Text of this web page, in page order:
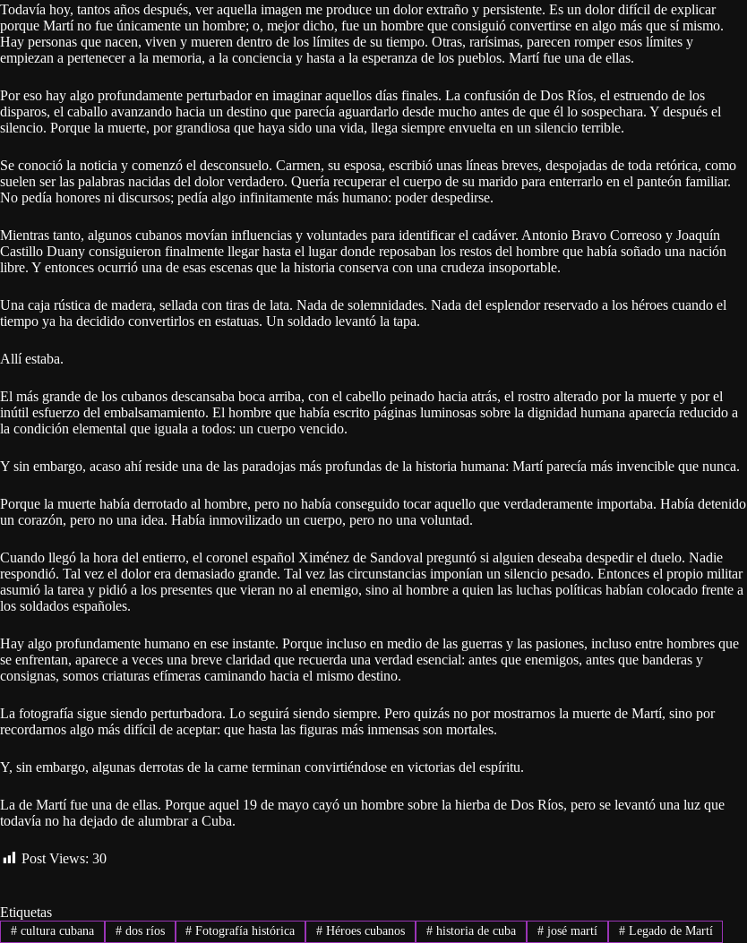
Todavía hoy, tantos años después, ver aquella imagen me produce un dolor extraño y persistente. Es un dolor difícil de explicar
porque Martí no fue únicamente un hombre; o, mejor dicho, fue un hombre que consiguió convertirse en algo más que sí mismo.
Hay personas que nacen, viven y mueren dentro de los límites de su tiempo. Otras, rarísimas, parecen romper esos límites y
empiezan a pertenecer a la memoria, a la conciencia y hasta a la esperanza de los pueblos. Martí fue una de ellas.
Por eso hay algo profundamente perturbador en imaginar aquellos días finales. La confusión de Dos Ríos, el estruendo de los
disparos, el caballo avanzando hacia un destino que parecía aguardarlo desde mucho antes de que él lo sospechara. Y después el
silencio. Porque la muerte, por grandiosa que haya sido una vida, llega siempre envuelta en un silencio terrible.
Se conoció la noticia y comenzó el desconsuelo. Carmen, su esposa, escribió unas líneas breves, despojadas de toda retórica, como
suelen ser las palabras nacidas del dolor verdadero. Quería recuperar el cuerpo de su marido para enterrarlo en el panteón familiar.
No pedía honores ni discursos; pedía algo infinitamente más humano: poder despedirse.
Mientras tanto, algunos cubanos movían influencias y voluntades para identificar el cadáver. Antonio Bravo Correoso y Joaquín
Castillo Duany consiguieron finalmente llegar hasta el lugar donde reposaban los restos del hombre que había soñado una nación
libre. Y entonces ocurrió una de esas escenas que la historia conserva con una crudeza insoportable.
Una caja rústica de madera, sellada con tiras de lata. Nada de solemnidades. Nada del esplendor reservado a los héroes cuando el
tiempo ya ha decidido convertirlos en estatuas. Un soldado levantó la tapa.
Allí estaba.
El más grande de los cubanos descansaba boca arriba, con el cabello peinado hacia atrás, el rostro alterado por la muerte y por el
inútil esfuerzo del embalsamamiento. El hombre que había escrito páginas luminosas sobre la dignidad humana aparecía reducido a
la condición elemental que iguala a todos: un cuerpo vencido.
Y sin embargo, acaso ahí reside una de las paradojas más profundas de la historia humana: Martí parecía más invencible que nunca.
Porque la muerte había derrotado al hombre, pero no había conseguido tocar aquello que verdaderamente importaba. Había detenido
un corazón, pero no una idea. Había inmovilizado un cuerpo, pero no una voluntad.
Cuando llegó la hora del entierro, el coronel español Ximénez de Sandoval preguntó si alguien deseaba despedir el duelo. Nadie
respondió. Tal vez el dolor era demasiado grande. Tal vez las circunstancias imponían un silencio pesado. Entonces el propio militar
asumió la tarea y pidió a los presentes que vieran no al enemigo, sino al hombre a quien las luchas políticas habían colocado frente a
los soldados españoles.
Hay algo profundamente humano en ese instante. Porque incluso en medio de las guerras y las pasiones, incluso entre hombres que
se enfrentan, aparece a veces una breve claridad que recuerda una verdad esencial: antes que enemigos, antes que banderas y
consignas, somos criaturas efímeras caminando hacia el mismo destino.
La fotografía sigue siendo perturbadora. Lo seguirá siendo siempre. Pero quizás no por mostrarnos la muerte de Martí, sino por
recordarnos algo más difícil de aceptar: que hasta las figuras más inmensas son mortales.
Y, sin embargo, algunas derrotas de la carne terminan convirtiéndose en victorias del espíritu.
La de Martí fue una de ellas. Porque aquel 19 de mayo cayó un hombre sobre la hierba de Dos Ríos, pero se levantó una luz que
todavía no ha dejado de alumbrar a Cuba.
Post Views: 30
Etiquetas
#cultura cubana #dos ríos # Fotografía histórica # Héroes cubanos # historia de cuba #josé martí #Legado de Martí